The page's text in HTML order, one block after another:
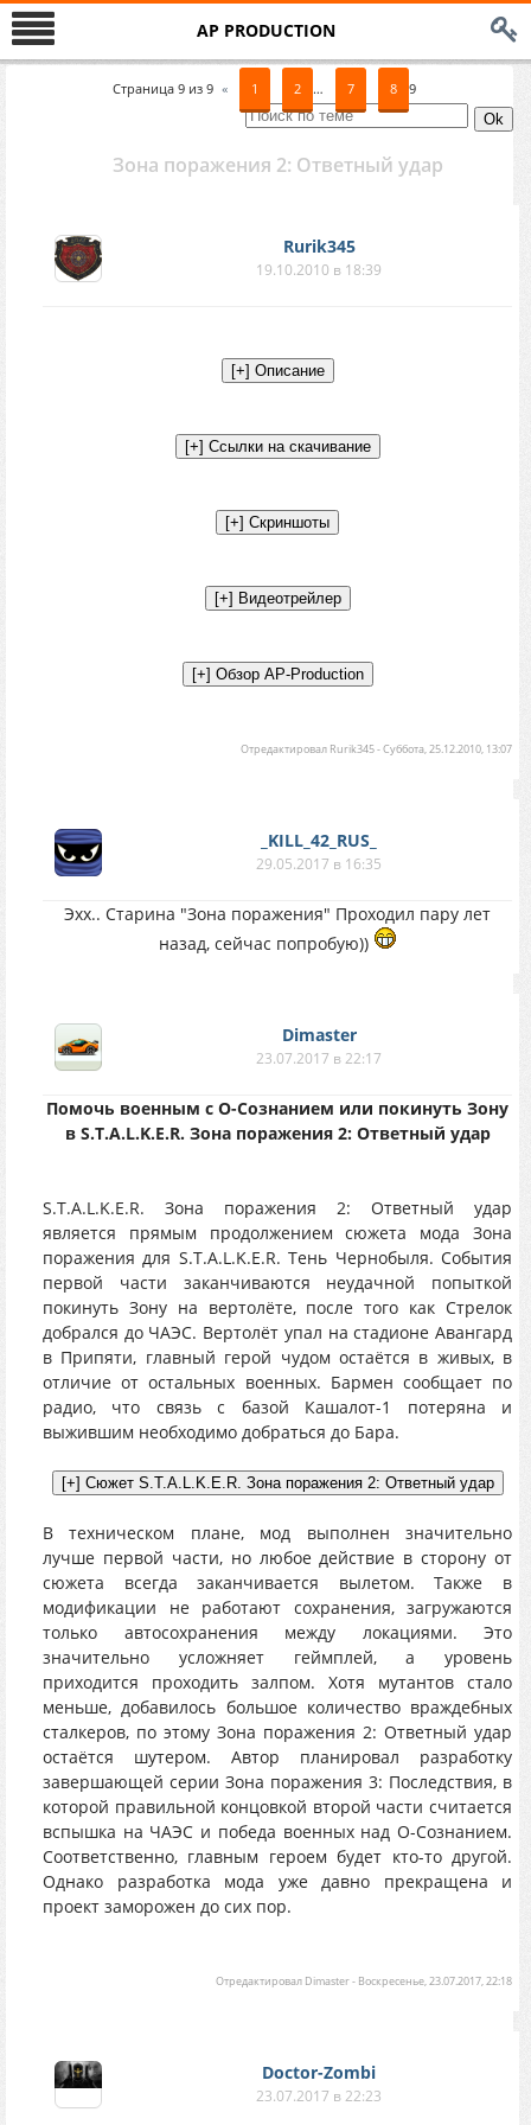
AP PRODUCTION
Страница 9из 9 « 1 2 … 7 8 9
Зона поражения 2: Ответный удар
Rurik345
19.10.2010 в 18:39
Отредактировал Rurik345-Суббота, 25.12.2010, 13:07
_KILL_42_RUS_
29.05.2017 в 16:35
Эхх.. Старина "Зона поражения" Проходил пару лет
назад, сейчас попробую))
Dimaster
23.07.2017 в 22:17
Помочь военным с О-Сознанием или покинуть Зону
в S.T.A.L.K.E.R. Зона поражения 2: Ответный удар
S.T.A.L.K.E.R. Зона поражения 2: Ответный удар
является прямым продолжением сюжета мода Зона
поражения для S.T.A.L.K.E.R. Тень Чернобыля. События
первой части заканчиваются неудачной попыткой
покинуть Зону на вертолёте, после того как Стрелок
добрался до ЧАЭС. Вертолёт упал на стадионе Авангард
в Припяти, главный герой чудом остаётся в живых, в
отличие от остальных военных. Бармен сообщает по
радио, что связь с базой Кашалот-1 потеряна и
выжившим необходимо добраться до Бара.
В техническом плане, мод выполнен значительно
лучше первой части, но любое действие в сторону от
сюжета всегда заканчивается вылетом. Также в
модификации не работают сохранения, загружаются
только автосохранения между локациями. Это
значительно усложняет геймплей, а уровень
приходится проходить залпом. Хотя мутантов стало
меньше, добавилось большое количество враждебных
сталкеров, по этому Зона поражения 2: Ответный удар
остаётся шутером. Автор планировал разработку
завершающей серии Зона поражения 3: Последствия, в
которой правильной концовкой второй части считается
вспышка на ЧАЭС и победа военных над О-Сознанием.
Соответственно, главным героем будет кто-то другой.
Однако разработка мода уже давно прекращена и
проект заморожен до сих пор.
Отредактировал Dimaster- Воскресенье, 23.07.2017, 22:18
Doctor-Zombi
23.07.2017 в 22:23